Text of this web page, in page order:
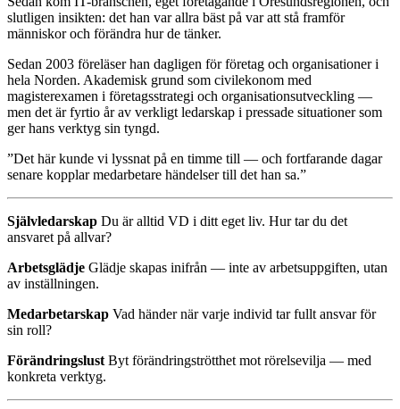
slutligen insikten: det han var allra bäst på var att stå framför
människor och förändra hur de tänker.
Sedan 2003 föreläser han dagligen för företag och organisationer i
hela Norden. Akademisk grund som civilekonom med
magisterexamen i företagsstrategi och organisationsutveckling —
men det är fyrtio år av verkligt ledarskap i pressade situationer som
ger hans verktyg sin tyngd.
”Det här kunde vi lyssnat på en timme till — och fortfarande dagar
senare kopplar medarbetare händelser till det han sa.”
Självledarskap Du är alltid VD i ditt eget liv. Hur tar du det
ansvaret på allvar?
Arbetsglädje Glädje skapas inifrån — inte av arbetsuppgiften, utan
av inställningen.
Medarbetarskap Vad händer när varje individ tar fullt ansvar för
sin roll?
Förändringslust Byt förändringströtthet mot rörelsevilja — med
konkreta verktyg.